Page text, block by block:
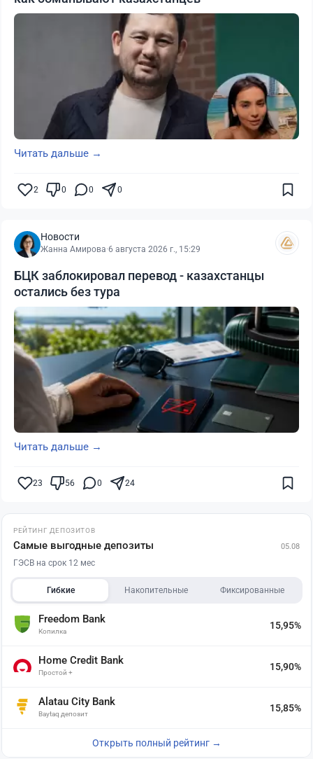
Читать дальше →
2 0 0 0
Новости
Жанна Амирова·6 августа 2026 г., 15:29
БЦК заблокировал перевод - казахстанцы
остались без тура
Читать дальше →
23 56 0 24
РЕЙТИНГ ДЕПОЗИТОВ
Самые выгодные депозиты 05.08
ГЭСВ на срок 12 мес
Гибкие Накопительные Фиксированные
Freedom Bank
Копилка
15,95%
Home Credit Bank
Простой +
15,90%
Alatau City Bank
Baytaq депозит
15,85%
Открыть полный рейтинг →